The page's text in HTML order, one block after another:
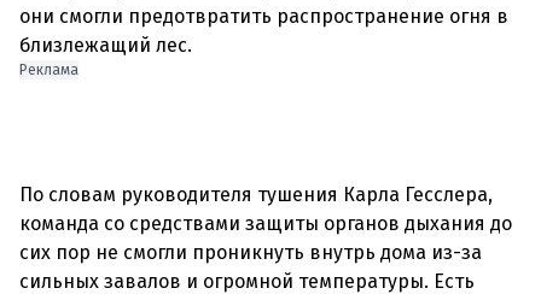
они смогли предотвратить распространение огня в
Реклама
По словам руководителя тушения Карла Гесслера,
команда со средствами защиты органов дыхания до
сих пор не смогли проникнуть внутрь дома из-за
сильных завалов и огромной температуры. Есть